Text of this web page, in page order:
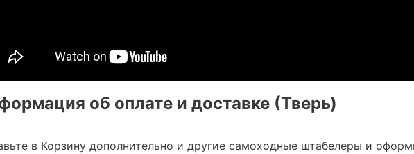
об оплате и доставке (Тверь)
в Корзину дополнительно и другие самоходные штабелеры и